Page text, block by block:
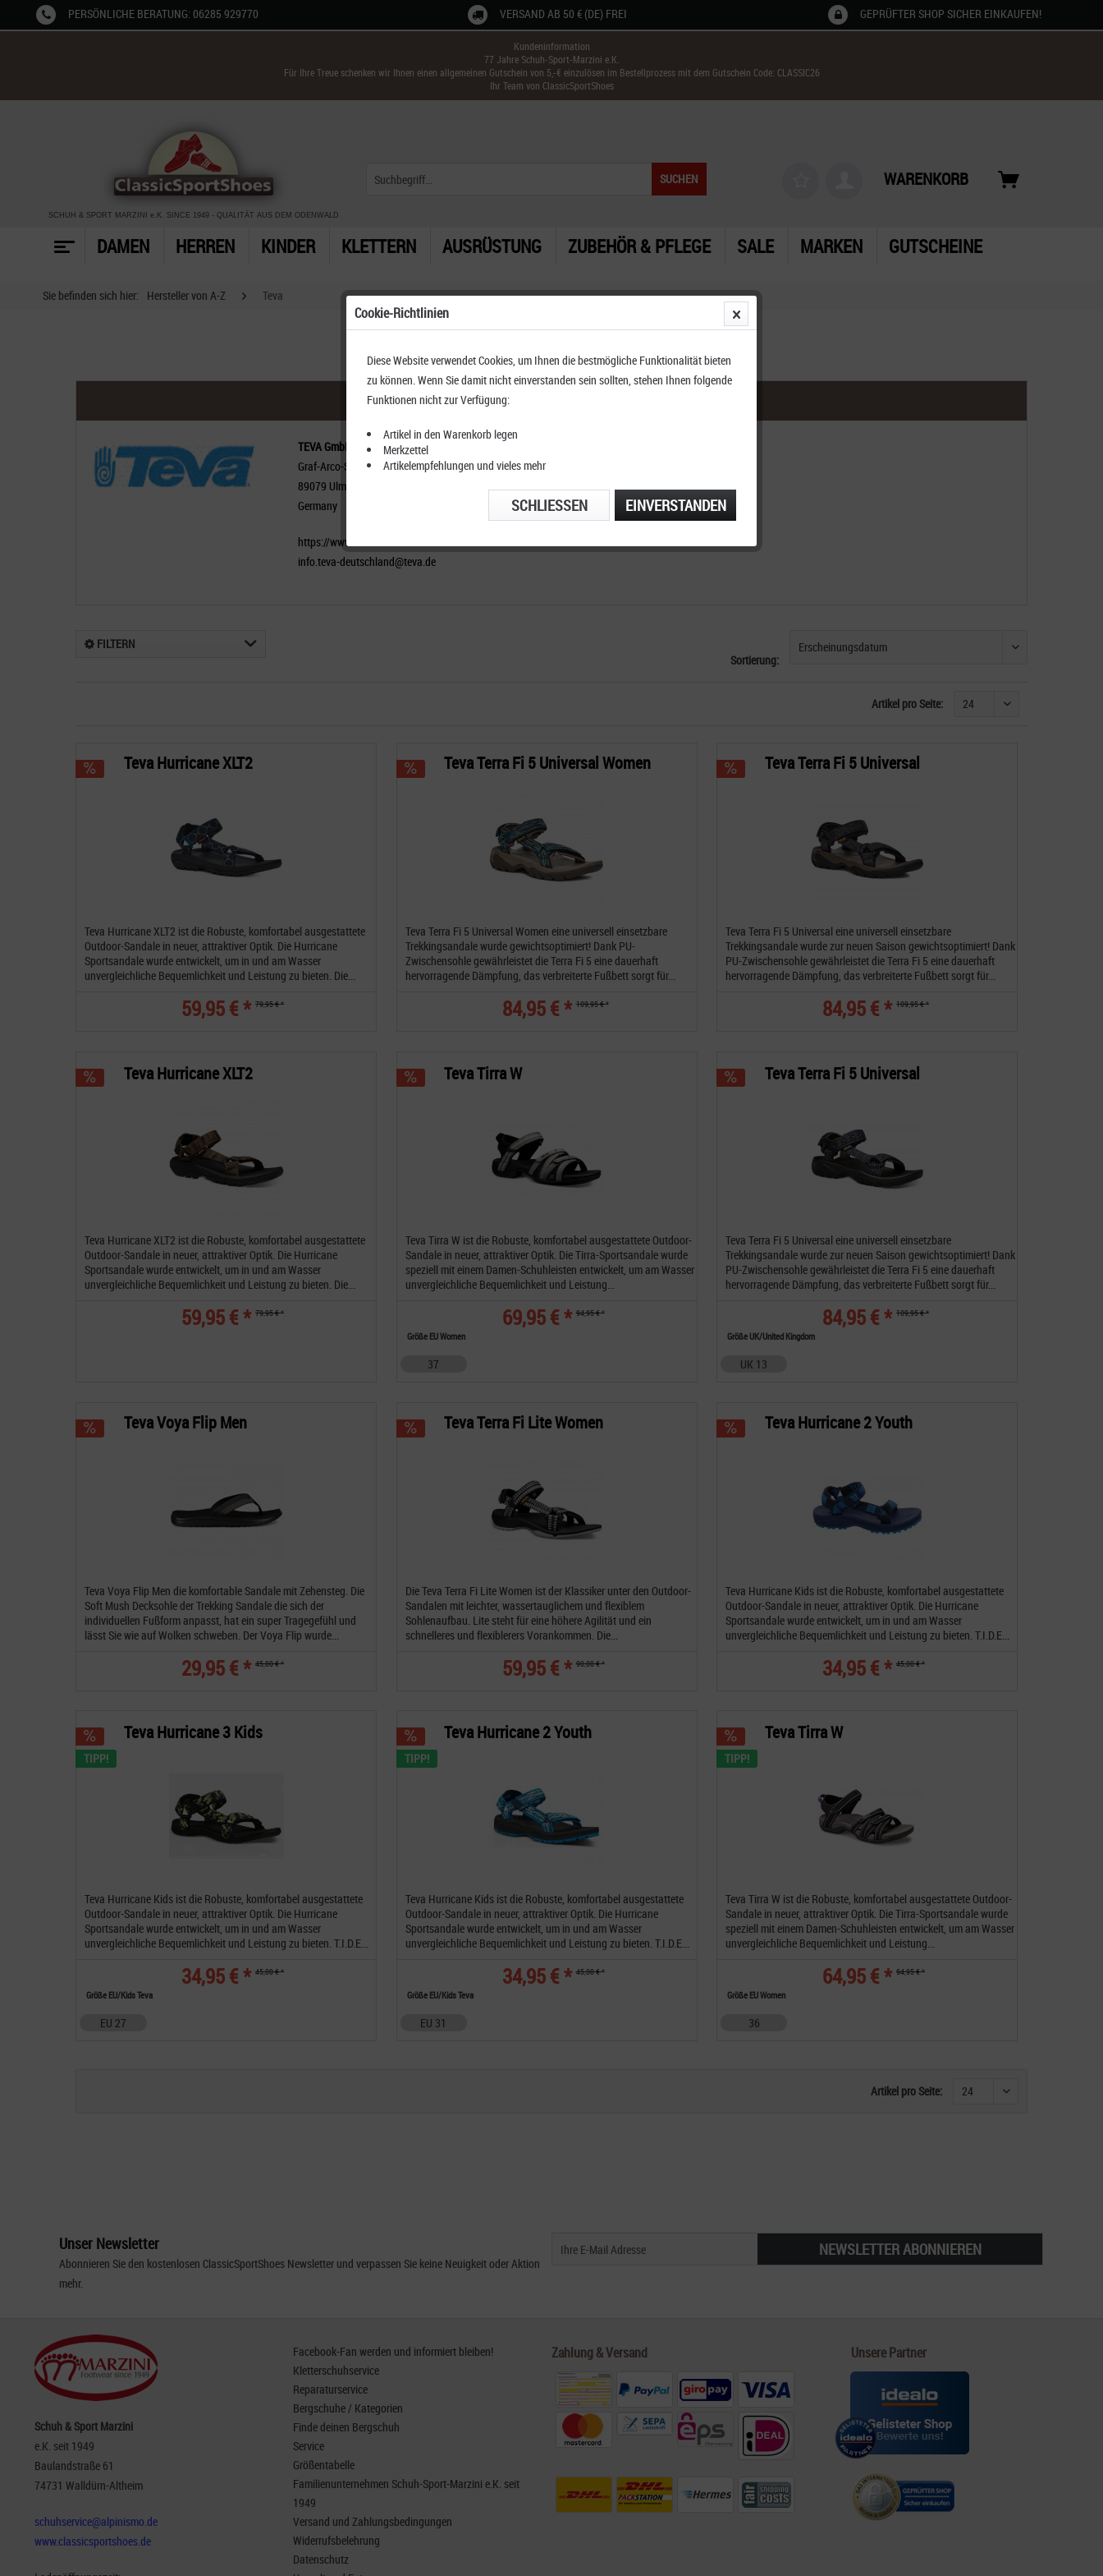
PERSÖNLICHE BERATUNG: 06285 929770 VERSAND AB 50 € (DE) FREI GEPRÜFTER SHOP SICHER EINKAUFEN!
Kundeninformation
77 Jahre Schuh-Sport-Marzini e.K.
Für Ihre Treue schenken wir Ihnen einen allgemeinen Gutschein von 5,-€ einzulösen im Bestellprozess mit dem Gutschein Code: CLASSIC26
Ihr Team von ClassicSportShoes
SCHUH & SPORT MARZINI e.K. SINCE 1949 - QUALITÄT AUS DEM ODENWALD
SUCHEN WARENKORB
DAMEN HERREN KINDER KLETTERN AUSRÜSTUNG ZUBEHÖR & PFLEGE SALE MARKEN GUTSCHEINE
Sie befinden sich hier: Hersteller von A-Z Teva
PRODUKTE VON TEVA
TEVA GmbH
Graf-Arco-Str. 3
89079 Ulm
Germany
https://www.teva.de
info.teva-deutschland@teva.de
FILTERN
Sortierung:
Artikel pro Seite:
Teva Hurricane XLT2 ist die Robuste, komfortabel ausgestattete
Outdoor-Sandale in neuer, attraktiver Optik. Die Hurricane
Sportsandale wurde entwickelt, um in und am Wasser
unvergleichliche Bequemlichkeit und Leistung zu bieten. Die...
59,95 € * 79,95 € *
Teva Hurricane XLT2
Teva Terra Fi 5 Universal Women eine universell einsetzbare
Trekkingsandale wurde gewichtsoptimiert! Dank PU-
Zwischensohle gewährleistet die Terra Fi 5 eine dauerhaft
hervorragende Dämpfung, das verbreiterte Fußbett sorgt für...
84,95 € * 109,95 € *
Teva Terra Fi 5 Universal Women
Teva Terra Fi 5 Universal eine universell einsetzbare
Trekkingsandale wurde zur neuen Saison gewichtsoptimiert! Dank
PU-Zwischensohle gewährleistet die Terra Fi 5 eine dauerhaft
hervorragende Dämpfung, das verbreiterte Fußbett sorgt für...
84,95 € * 109,95 € *
Teva Terra Fi 5 Universal
Teva Hurricane XLT2 ist die Robuste, komfortabel ausgestattete
Outdoor-Sandale in neuer, attraktiver Optik. Die Hurricane
Sportsandale wurde entwickelt, um in und am Wasser
unvergleichliche Bequemlichkeit und Leistung zu bieten. Die...
59,95 € * 79,95 € *
Teva Hurricane XLT2
Teva Tirra W ist die Robuste, komfortabel ausgestattete Outdoor-
Sandale in neuer, attraktiver Optik. Die Tirra-Sportsandale wurde
speziell mit einem Damen-Schuhleisten entwickelt, um am Wasser
unvergleichliche Bequemlichkeit und Leistung...
69,95 € * 94,95 € *
Teva Tirra W
Größe EU Women
37
Teva Terra Fi 5 Universal eine universell einsetzbare
Trekkingsandale wurde zur neuen Saison gewichtsoptimiert! Dank
PU-Zwischensohle gewährleistet die Terra Fi 5 eine dauerhaft
hervorragende Dämpfung, das verbreiterte Fußbett sorgt für...
84,95 € * 109,95 € *
Teva Terra Fi 5 Universal
Größe UK/United Kingdom
UK 13
Teva Voya Flip Men die komfortable Sandale mit Zehensteg. Die
Soft Mush Decksohle der Trekking Sandale die sich der
individuellen Fußform anpasst, hat ein super Tragegefühl und
lässt Sie wie auf Wolken schweben. Der Voya Flip wurde...
29,95 € * 45,00 € *
Teva Voya Flip Men
Die Teva Terra Fi Lite Women ist der Klassiker unter den Outdoor-
Sandalen mit leichter, wassertauglichem und flexiblem
Sohlenaufbau. Lite steht für eine höhere Agilität und ein
schnelleres und flexiblerers Vorankommen. Die...
59,95 € * 90,00 € *
Teva Terra Fi Lite Women
Teva Hurricane Kids ist die Robuste, komfortabel ausgestattete
Outdoor-Sandale in neuer, attraktiver Optik. Die Hurricane
Sportsandale wurde entwickelt, um in und am Wasser
unvergleichliche Bequemlichkeit und Leistung zu bieten. T.I.D.E...
34,95 € * 45,00 € *
Teva Hurricane 2 Youth
TIPP!
Teva Hurricane Kids ist die Robuste, komfortabel ausgestattete
Outdoor-Sandale in neuer, attraktiver Optik. Die Hurricane
Sportsandale wurde entwickelt, um in und am Wasser
unvergleichliche Bequemlichkeit und Leistung zu bieten. T.I.D.E...
34,95 € * 45,00 € *
Teva Hurricane 3 Kids
Größe EU/Kids Teva
EU 27
TIPP!
Teva Hurricane Kids ist die Robuste, komfortabel ausgestattete
Outdoor-Sandale in neuer, attraktiver Optik. Die Hurricane
Sportsandale wurde entwickelt, um in und am Wasser
unvergleichliche Bequemlichkeit und Leistung zu bieten. T.I.D.E...
34,95 € * 45,00 € *
Teva Hurricane 2 Youth
Größe EU/Kids Teva
EU 31
TIPP!
Teva Tirra W ist die Robuste, komfortabel ausgestattete Outdoor-
Sandale in neuer, attraktiver Optik. Die Tirra-Sportsandale wurde
speziell mit einem Damen-Schuhleisten entwickelt, um am Wasser
unvergleichliche Bequemlichkeit und Leistung...
64,95 € * 94,95 € *
Teva Tirra W
Größe EU Women
36
Artikel pro Seite:
Unser Newsletter
Abonnieren Sie den kostenlosen ClassicSportShoes Newsletter und verpassen Sie keine Neuigkeit oder Aktion
mehr.
NEWSLETTER ABONNIEREN
Schuh & Sport Marzini
e.K. seit 1949
Baulandstraße 61
74731 Walldürn-Altheim
schuhservice@alpinismo.de
www.classicsportshoes.de
Facebook-Fan werden und informiert bleiben!
Kletterschuhservice
Reparaturservice
Bergschuhe / Kategorien
Finde deinen Bergschuh
Service
Größentabelle
Familienunternehmen Schuh-Sport-Marzini e.K. seit
1949
Versand und Zahlungsbedingungen
Widerrufsbelehrung
Datenschutz
Zahlung & Versand Unsere Partner
Cookie-Richtlinien
Diese Website verwendet Cookies, um Ihnen die bestmögliche Funktionalität bieten
zu können. Wenn Sie damit nicht einverstanden sein sollten, stehen Ihnen folgende
Funktionen nicht zur Verfügung:
Artikel in den Warenkorb legen
Merkzettel
Artikelempfehlungen und vieles mehr
EINVERSTANDEN
SCHLIESSEN